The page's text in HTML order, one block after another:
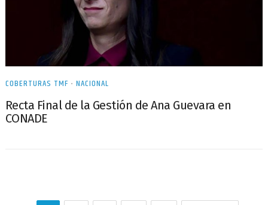
COBERTURAS TMF • NACIONAL
Recta Final de la Gestión de Ana Guevara en
CONADE